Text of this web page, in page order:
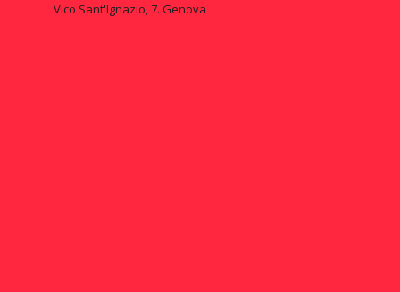
Vico Sant'Ignazio, 7. Genova